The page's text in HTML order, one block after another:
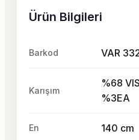
Ürün Bilgileri
Barkod VAR
Karışım
%68
%3EA
En 140 cm